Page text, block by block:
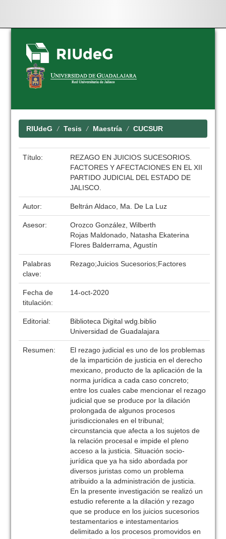
Skip
navigation
RIUdeG Tesis Maestría CUCSUR
Título:
REZAGO EN JUICIOS SUCESORIOS.
FACTORES Y AFECTACIONES EN EL XII
PARTIDO JUDICIAL DEL ESTADO DE
JALISCO.
Autor: Beltrán Aldaco, Ma. De La Luz
Asesor:
Orozco González, Wilberth
Rojas Maldonado, Natasha Ekaterina
Flores Balderrama, Agustín
Palabras
clave:
Rezago;Juicios Sucesorios;Factores
Fecha de
titulación:
14-oct-2020
Editorial:
Biblioteca Digital wdg.biblio
Universidad de Guadalajara
Resumen:
El rezago judicial es uno de los problemas
de la impartición de justicia en el derecho
mexicano, producto de la aplicación de la
norma jurídica a cada caso concreto;
entre los cuales cabe mencionar el rezago
judicial que se produce por la dilación
prolongada de algunos procesos
jurisdiccionales en el tribunal;
circunstancia que afecta a los sujetos de
la relación procesal e impide el pleno
acceso a la justicia. Situación socio-
jurídica que ya ha sido abordada por
diversos juristas como un problema
atribuido a la administración de justicia.
En la presente investigación se realizó un
estudio referente a la dilación y rezago
que se produce en los juicios sucesorios
testamentarios e intestamentarios
delimitado a los procesos promovidos en